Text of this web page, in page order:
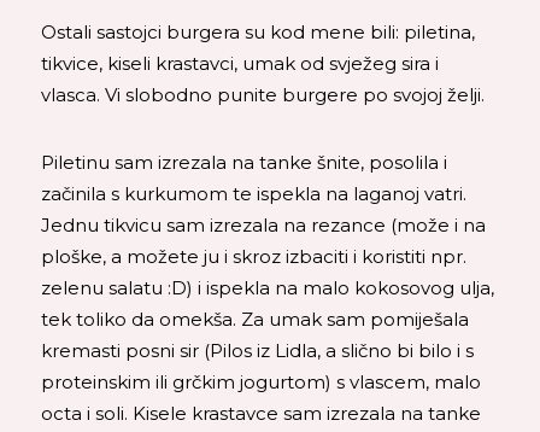
Ostali sastojci burgera su kod mene bili: piletina,
tikvice, kiseli krastavci, umak od svježeg sira i
vlasca. Vi slobodno punite burgere po svojoj želji.
Piletinu sam izrezala na tanke šnite, posolila i
začinila s kurkumom te ispekla na laganoj vatri.
Jednu tikvicu sam izrezala na rezance (može i na
ploške, a možete ju i skroz izbaciti i koristiti npr.
zelenu salatu :D) i ispekla na malo kokosovog ulja,
tek toliko da omekša. Za umak sam pomiješala
kremasti posni sir (Pilos iz Lidla, a slično bi bilo i s
proteinskim ili grčkim jogurtom) s vlascem, malo
octa i soli. Kisele krastavce sam izrezala na tanke